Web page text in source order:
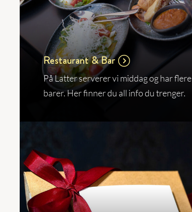
Restaurant & Bar
På Latter serverer vi middag og har flere
barer. Her finner du all info du trenger.